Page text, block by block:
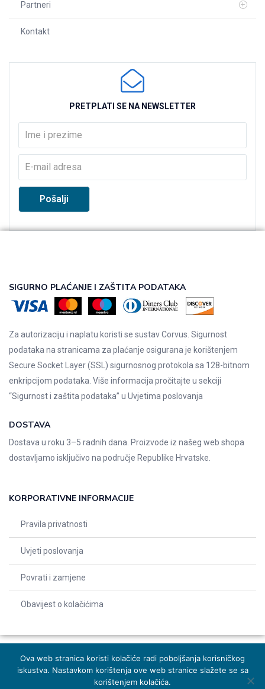
Partneri
Kontakt
PRETPLATI SE NA NEWSLETTER
SIGURNO PLAĆANJE I ZAŠTITA PODATAKA
Za autorizaciju i naplatu koristi se sustav Corvus. Sigurnost
podataka na stranicama za plaćanje osigurana je korištenjem
Secure Socket Layer (SSL) sigurnosnog protokola sa 128-bitnom
enkripcijom podataka. Više informacija pročitajte u sekciji
“Sigurnost i zaštita podataka” u Uvjetima poslovanja
DOSTAVA
Dostava u roku 3–5 radnih dana. Proizvode iz našeg web shopa
dostavljamo isključivo na područje Republike Hrvatske.
KORPORATIVNE INFORMACIJE
Pravila privatnosti
Uvjeti poslovanja
Povrati i zamjene
Obavijest o kolačićima
© 2026 Indentals. Sva prava pridržana – Design by Michel studio
Ova web stranica koristi kolačiće radi poboljšanja korisničkog
iskustva. Nastavkom korištenja ove web stranice slažete se sa
korištenjem kolačića.